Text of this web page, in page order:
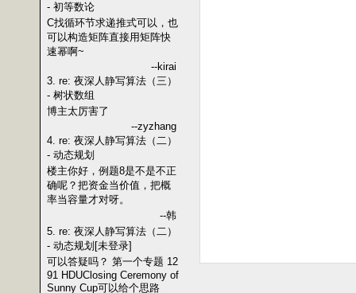
- 初等数论
C找循环节求递推式可以，也
可以构造矩阵直接用矩阵快
速幂啊~
--kirai
3. re: 夜深人静写算法（三）
- 树状数组
博主太厉害了
--zyzhang
4. re: 夜深人静写算法（二）
- 动态规划
楼主你好，例题8是不是不正
确呢？把资金当价值，把概
率当容量才对呀。
--韩
5. re: 夜深人静写算法（二）
- 动态规划[未登录]
可以答疑吗？ 第一个专题 12
91 HDUClosing Ceremony of
Sunny Cup可以给个思路